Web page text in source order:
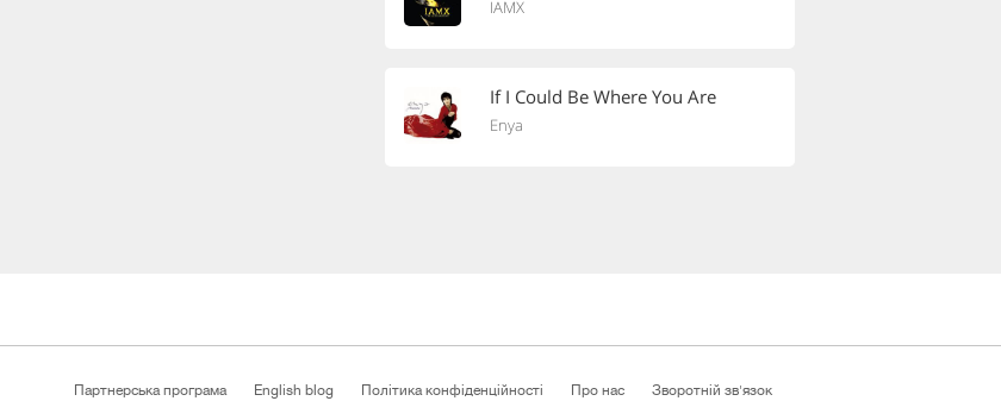
IAMX
If I Could Be Where You Are
Enya
Партнерська програма English blog Політика конфіденційності Про нас Зворотній зв'язок